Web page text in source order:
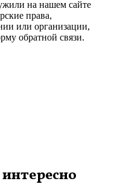
на нашем сайте
права,
или организации,
обратной связи.